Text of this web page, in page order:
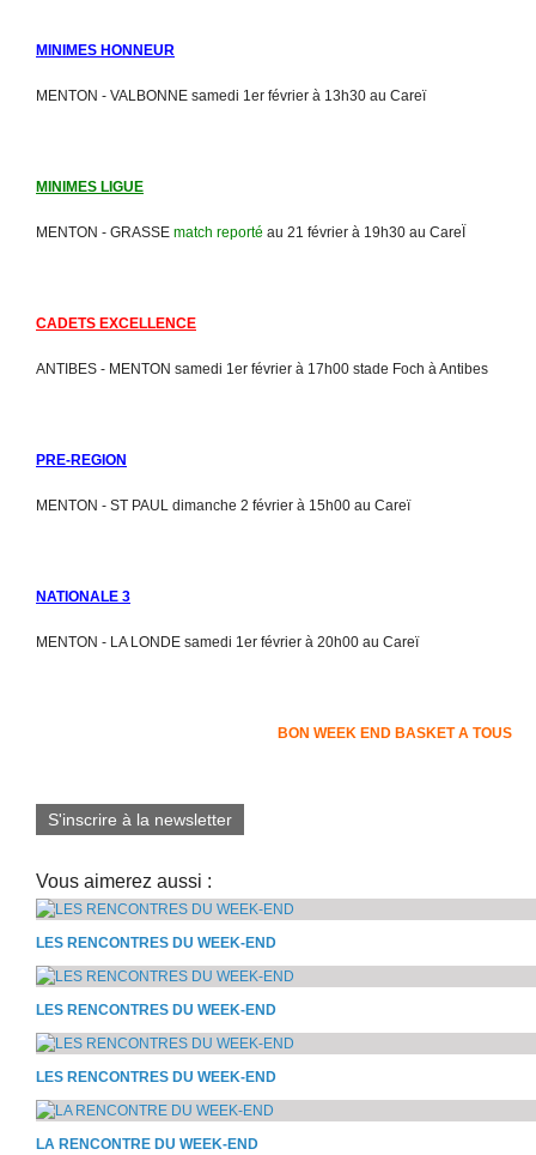
MINIMES HONNEUR
MENTON - VALBONNE samedi 1er février à 13h30 au Careï
MINIMES LIGUE
MENTON - GRASSE match reporté au 21 février à 19h30 au CareÏ
CADETS EXCELLENCE
ANTIBES - MENTON samedi 1er février à 17h00 stade Foch à Antibes
PRE-REGION
MENTON - ST PAUL dimanche 2 février à 15h00 au Careï
NATIONALE 3
MENTON - LA LONDE samedi 1er février à 20h00 au Careï
BON WEEK END BASKET A TOUS
S'inscrire à la newsletter
Vous aimerez aussi :
LES RENCONTRES DU WEEK-END
LES RENCONTRES DU WEEK-END
LES RENCONTRES DU WEEK-END
LA RENCONTRE DU WEEK-END